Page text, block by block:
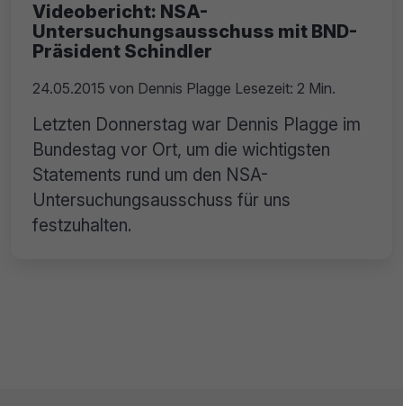
Videobericht: NSA-
Untersuchungsausschuss mit BND-
Präsident Schindler
24.05.2015 von Dennis Plagge Lesezeit: 2 Min.
Letzten Donnerstag war Dennis Plagge im
Bundestag vor Ort, um die wichtigsten
Statements rund um den NSA-
Untersuchungsausschuss für uns
festzuhalten.